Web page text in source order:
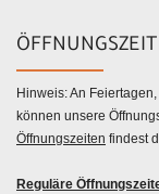
Hinweis: An
können unsere
Öffnungszeiten findest
Reguläre